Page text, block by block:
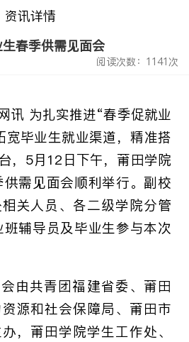
资讯详情
春季供需见面会
阅读次数：1141次
讯 为扎实推进“春季促就业
宽毕业生就业渠道，精准搭
，5月12日下午，莆田学院
需见面会顺利举行。副校
关人员、各二级学院分管
辅导员及毕业生参与本次
由共青团福建省委、莆田
源和社会保障局、莆田市
，莆田学院学生工作处、